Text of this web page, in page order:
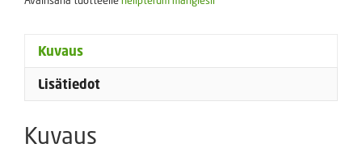
Kuvaus
Lisätiedot
Kuvaus